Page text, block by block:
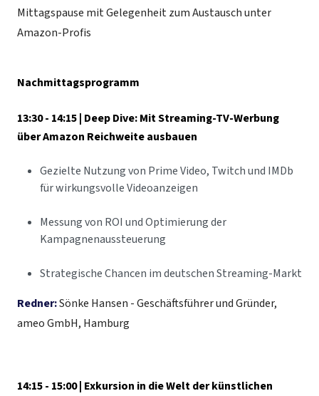
Mittagspause mit Gelegenheit zum Austausch unter
Amazon-Profis
Nachmittagsprogramm
13:30 - 14:15 | Deep Dive: Mit Streaming-TV-Werbung
über Amazon Reichweite ausbauen
Gezielte Nutzung von Prime Video, Twitch und IMDb
für wirkungsvolle Videoanzeigen
Messung von ROI und Optimierung der
Kampagnenaussteuerung
Strategische Chancen im deutschen Streaming-Markt
Redner:Sönke Hansen - Geschäftsführer und Gründer,
ameo GmbH, Hamburg
14:15 - 15:00 | Exkursion in die Welt der künstlichen